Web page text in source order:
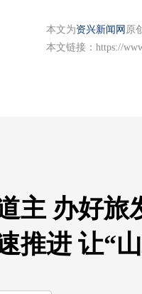
本文为资兴新闻网 原
本文链接： https://
主 办好旅
推进 让“